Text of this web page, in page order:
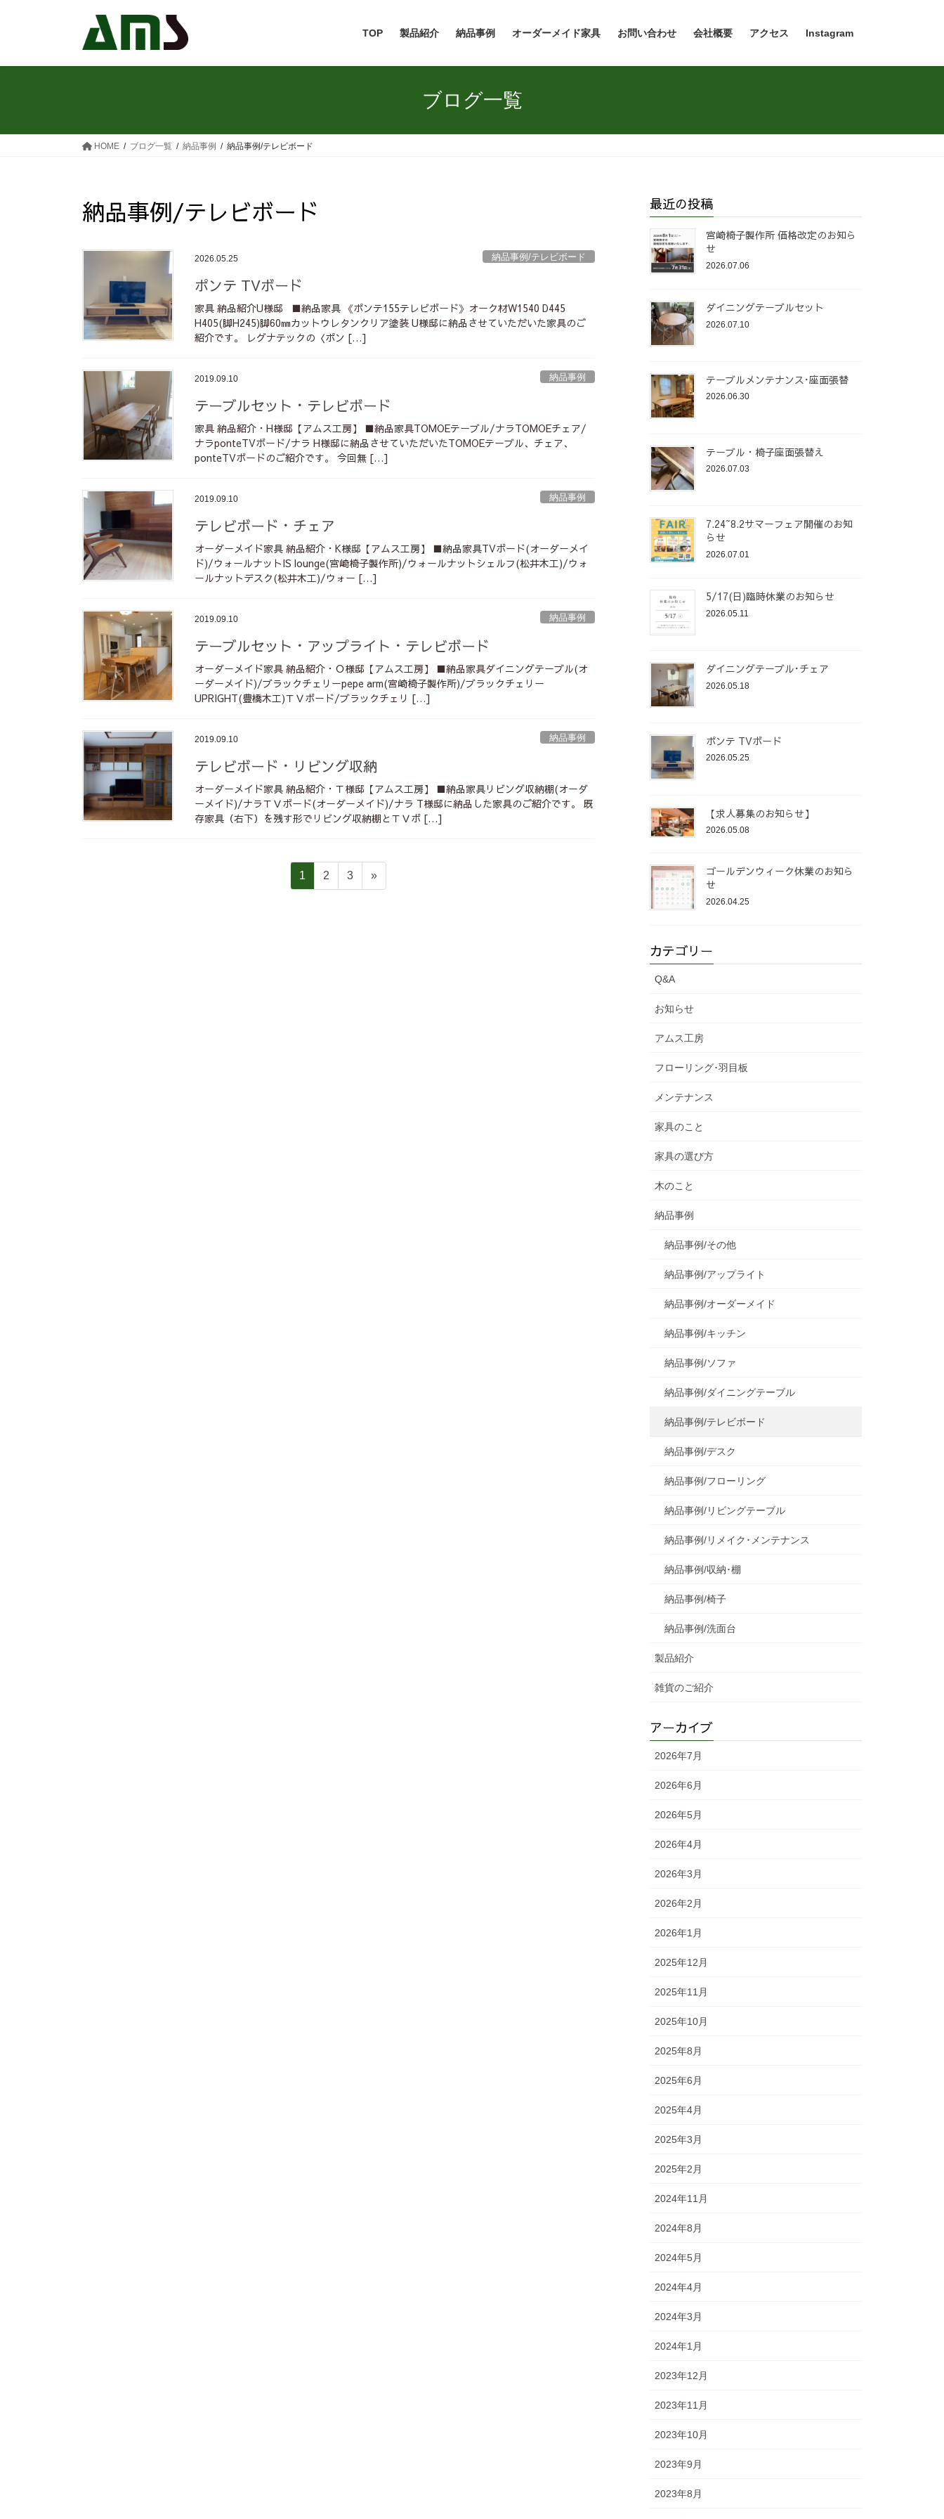
TOP 製品紹介 納品事例 オーダーメイド家具 お問い合わせ 会社概要 アクセス Instagram
ブログ一覧
HOME ブログ一覧 納品事例 納品事例/テレビボード
納品事例/テレビボード
2026.05.25 納品事例/テレビボード
ポンテ TVボード
家具 納品紹介U様邸 ■納品家具 《ポンテ155テレビボード》オーク材W1540 D445
H405(脚H245)脚60㎜カットウレタンクリア塗装 U様邸に納品させていただいた家具のご
紹介です。 レグナテックの〈ポン […]
2019.09.10 納品事例
テーブルセット・テレビボード
家具 納品紹介・H様邸【アムス工房】 ■納品家具TOMOEテーブル/ナラTOMOEチェア/
ナラponteTVボード/ナラ H様邸に納品させていただいたTOMOEテーブル、チェア、
ponteTVボードのご紹介です。 今回無 […]
2019.09.10 納品事例
テレビボード・チェア
オーダーメイド家具 納品紹介・K様邸【アムス工房】 ■納品家具TVボード(オーダーメイ
ド)/ウォールナットIS lounge(宮崎椅子製作所)/ウォールナットシェルフ(松井木工)/ウォ
ールナットデスク(松井木工)/ウォー […]
2019.09.10 納品事例
テーブルセット・アップライト・テレビボード
オーダーメイド家具 納品紹介・Ｏ様邸【アムス工房】 ■納品家具ダイニングテーブル(オ
ーダーメイド)/ブラックチェリーpepe arm(宮崎椅子製作所)/ブラックチェリー
UPRIGHT(豊橋木工)ＴＶボード/ブラックチェリ […]
2019.09.10 納品事例
テレビボード・リビング収納
オーダーメイド家具 納品紹介・Ｔ様邸【アムス工房】 ■納品家具リビング収納棚(オーダ
ーメイド)/ナラＴＶボード(オーダーメイド)/ナラ T様邸に納品した家具のご紹介です。 既
存家具（右下）を残す形でリビング収納棚とＴＶボ […]
固
定
1
固
定
2
固
定
3 »
最近の投稿
宮崎椅子製作所 価格改定のお知ら
せ
2026.07.06
ダイニングテーブルセット
2026.07.10
テーブルメンテナンス･座面張替
2026.06.30
テーブル・椅子座面張替え
2026.07.03
7.24~8.2サマーフェア開催のお知
らせ
2026.07.01
5/17(日)臨時休業のお知らせ
2026.05.11
ダイニングテーブル･チェア
2026.05.18
ポンテ TVボード
2026.05.25
【求人募集のお知らせ】
2026.05.08
ゴールデンウィーク休業のお知ら
せ
2026.04.25
カテゴリー
Q&A
お知らせ
アムス工房
フローリング･羽目板
メンテナンス
家具のこと
家具の選び方
木のこと
納品事例
納品事例/その他
納品事例/アップライト
納品事例/オーダーメイド
納品事例/キッチン
納品事例/ソファ
納品事例/ダイニングテーブル
納品事例/テレビボード
納品事例/デスク
納品事例/フローリング
納品事例/リビングテーブル
納品事例/リメイク･メンテナンス
納品事例/収納･棚
納品事例/椅子
納品事例/洗面台
製品紹介
雑貨のご紹介
アーカイブ
2026年7月
2026年6月
2026年5月
2026年4月
2026年3月
2026年2月
2026年1月
2025年12月
2025年11月
2025年10月
2025年8月
2025年6月
2025年4月
2025年3月
2025年2月
2024年11月
2024年8月
2024年5月
2024年4月
2024年3月
2024年1月
2023年12月
2023年11月
2023年10月
2023年9月
2023年8月